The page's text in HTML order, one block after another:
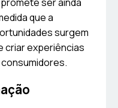
que a
surgem
criar experiências